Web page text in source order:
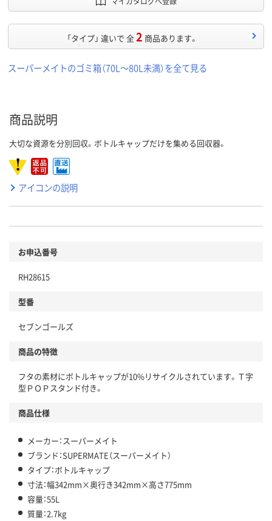
「タイプ」 違いで 全2 商品あります。
スーパーメイトのゴミ箱（70L～80L未満）を全て見る
商品説明
大切な資源を分別回収。ボトルキャップだけを集める回収器。
アイコンの説明
お申込番号
RH28615
型番
セブンゴールズ
商品の特徴
フタの素材にボトルキャップが10%リサイクルされています。Ｔ字
型ＰＯＰスタンド付き。
商品仕様
メーカー：スーパーメイト
ブランド：SUPERMATE（スーパーメイト）
タイプ：ボトルキャップ
寸法：幅342mm×奥行き342mm×高さ775mm
容量：55L
質量：2.7kg